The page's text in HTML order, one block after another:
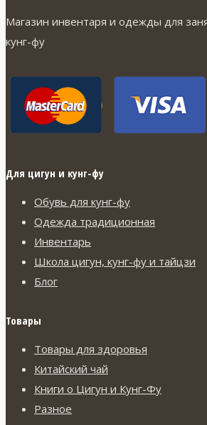
товара.
Магазин инвентаря и одежды для
кунг-фу
Для цигун и кунг-фу
Обувь для кунг-фу
Одежда традиционная
Инвентарь
Школа цигун, кунг-фу и тайцзи
Блог
Товары
Товары для здоровья
Китайский чай
Книги о Цигун и Кунг-Фу
Разное